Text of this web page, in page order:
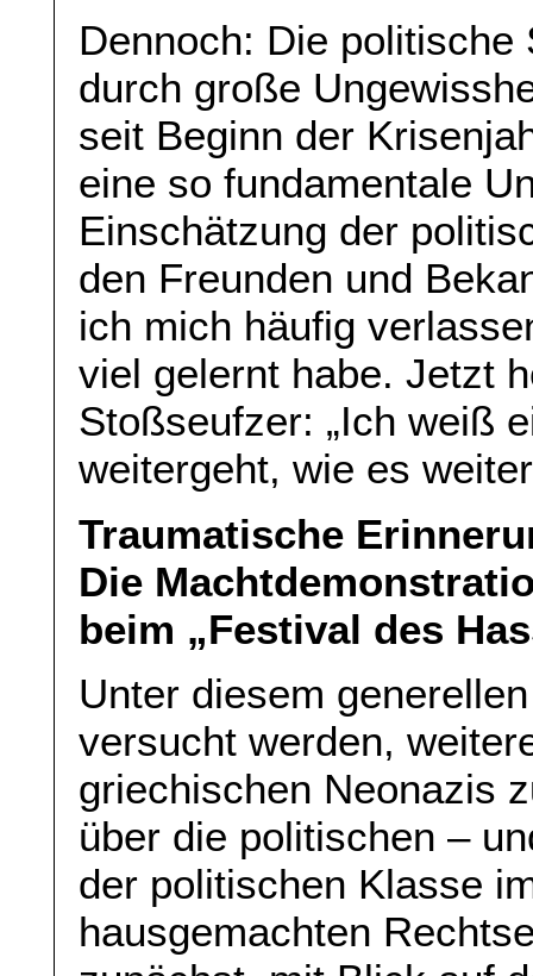
Dennoch: Die
durch große
seit Beginn der
eine so fundamentale
Einschätzung der
den Freunden und
ich mich häufig
viel gelernt habe. Jetzt
Stoßseufzer: „Ich weiß
weitergeht, wie es
Traumatische
Die
beim „Festival des
Unter diesem
versucht werden,
griechischen Neonazis
über die politischen –
der politischen Klasse
hausgemachten